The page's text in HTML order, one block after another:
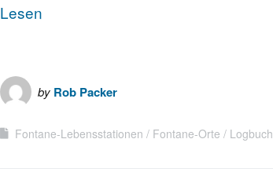
Lesen
by Rob Packer
Fontane-Lebensstationen Fontane-Orte Logbuch